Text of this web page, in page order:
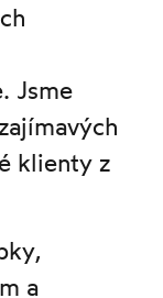
Jsme
klienty z
a